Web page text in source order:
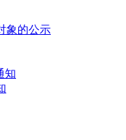
象的公示
知